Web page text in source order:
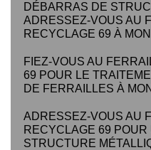
DÉBARRAS DE
ADRESSEZ-VOUS AU
RECYCLAGE 69 À
FIEZ-VOUS AU
69 POUR LE
DE FERRAILLES À
ADRESSEZ-VOUS AU
RECYCLAGE 69
STRUCTURE